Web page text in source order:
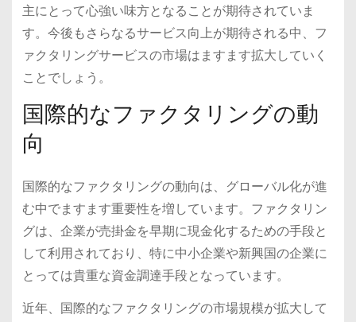
主にとって心強い味方となることが期待されていま
す。今後もさらなるサービス向上が期待される中、フ
ァクタリングサービスの市場はますます拡大していく
ことでしょう。
国際的なファクタリングの動
向
国際的なファクタリングの動向は、グローバル化が進
む中でますます重要性を増しています。ファクタリン
グは、企業が売掛金を早期に現金化するための手段と
して利用されており、特に中小企業や新興国の企業に
とっては貴重な資金調達手段となっています。
近年、国際的なファクタリングの市場規模が拡大して